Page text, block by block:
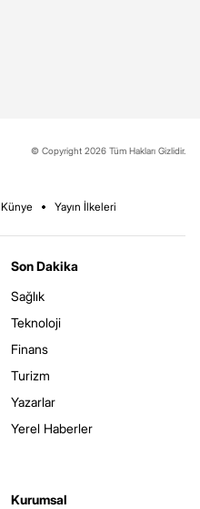
© Copyright 2026 Tüm Hakları Gizlidir.
Künye Yayın İlkeleri
Son Dakika
Sağlık
Teknoloji
Finans
Turizm
Yazarlar
Yerel Haberler
Kurumsal